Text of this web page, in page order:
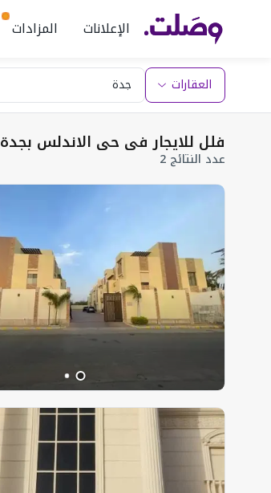
الإعلانات المزادات
العقارات
فلل للايجار فى حى الاندلس بجدة
عدد النتائج 2